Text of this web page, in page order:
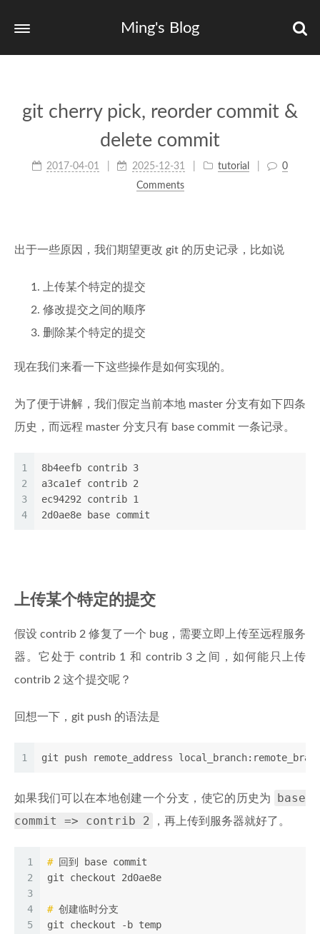
Ming's Blog
git cherry pick, reorder commit &
delete commit
2017-04-01 2025-12-31 tutorial
0
Comments
出于一些原因，我们期望更改 git 的历史记录，比如说
上传某个特定的提交
修改提交之间的顺序
删除某个特定的提交
现在我们来看一下这些操作是如何实现的。
为了便于讲解，我们假定当前本地 master 分支有如下四条
历史，而远程 master 分支只有 base commit 一条记录。
1
2
3
4
8b4eefb contrib 3
a3ca1ef contrib 2
ec94292 contrib 1
2d0ae8e base commit
上传某个特定的提交
假设 contrib 2 修复了一个 bug，需要立即上传至远程服务
器。它处于 contrib 1 和 contrib 3 之间，如何能只上传
contrib 2 这个提交呢？
回想一下，git push 的语法是
1 git push remote_address
如果我们可以在本地创建一个分支，使它的历史为
base
commit => contrib 2
，再上传到服务器就好了。
1
2
3
4
5
# 回到 base commit
git checkout 2d0ae8e
# 创建临时分支
git checkout -b temp